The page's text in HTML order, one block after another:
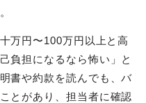
万円〜100万円以上と高
負担になるなら怖い」と
書や約款を読んでも、バ
とがあり、担当者に確認